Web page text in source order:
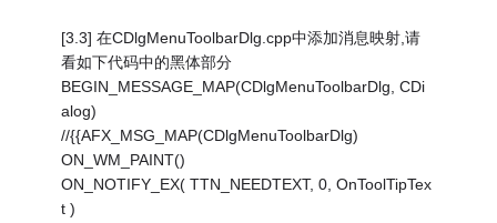
[3.3] 在CDlgMenuToolbarDlg.cpp中添加消息映射,请
看如下代码中的黑体部分
BEGIN_MESSAGE_MAP(CDlgMenuToolbarDlg, CDi
alog)
//{{AFX_MSG_MAP(CDlgMenuToolbarDlg)
ON_WM_PAINT()
ON_NOTIFY_EX( TTN_NEEDTEXT, 0, OnToolTipTex
t )